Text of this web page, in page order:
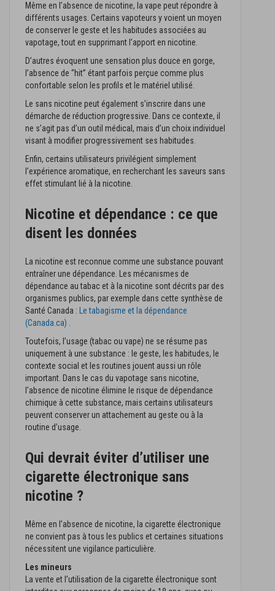
Même en l’absence de nicotine, la vape peut répondre à
différents usages. Certains vapoteurs y voient un moyen
de conserver le geste et les habitudes associées au
vapotage, tout en supprimant l’apport en nicotine.
D’autres évoquent une sensation plus douce en gorge,
l’absence de “hit” étant parfois perçue comme plus
confortable selon les profils et le matériel utilisé.
Le sans nicotine peut également s’inscrire dans une
démarche de réduction progressive. Dans ce contexte, il
ne s’agit pas d’un outil médical, mais d’un choix individuel
visant à modifier progressivement ses habitudes.
Enfin, certains utilisateurs privilégient simplement
l’expérience aromatique, en recherchant les saveurs sans
effet stimulant lié à la nicotine.
Nicotine et dépendance : ce que
disent les données
La nicotine est reconnue comme une substance pouvant
entraîner une dépendance. Les mécanismes de
dépendance au tabac et à la nicotine sont décrits par des
organismes publics, par exemple dans cette synthèse de
Santé Canada : Le tabagisme et la dépendance
(Canada.ca) .
Toutefois, l’usage (tabac ou vape) ne se résume pas
uniquement à une substance : le geste, les habitudes, le
contexte social et les routines jouent aussi un rôle
important. Dans le cas du vapotage sans nicotine,
l’absence de nicotine élimine le risque de dépendance
chimique à cette substance, mais certains utilisateurs
peuvent conserver un attachement au geste ou à la
routine d’usage.
Qui devrait éviter d’utiliser une
cigarette électronique sans
nicotine ?
Même en l’absence de nicotine, la cigarette électronique
ne convient pas à tous les publics et certaines situations
nécessitent une vigilance particulière.
Les mineurs
La vente et l’utilisation de la cigarette électronique sont